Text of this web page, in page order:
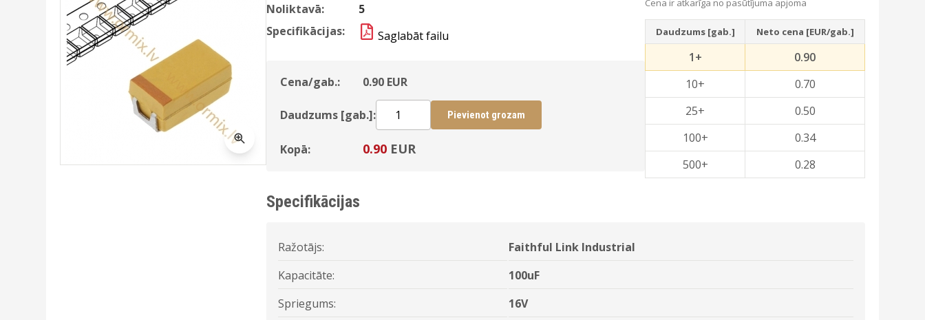
Noliktavā:
5
Specifikācijas:
Saglabāt failu
Cena/gab.: 0.90 EUR
Daudzums [gab.]: Pievienot grozam
Kopā: 0.90 EUR
Cena ir atkarīga no pasūtījuma apjoma
Daudzums [gab.] Neto cena [EUR/gab.]
1+
0.90
10+
0.70
25+
0.50
100+
0.34
500+
0.28
Specifikācijas
Ražotājs:
Faithful Link Industrial
Kapacitāte:
100uF
Spriegums:
16V